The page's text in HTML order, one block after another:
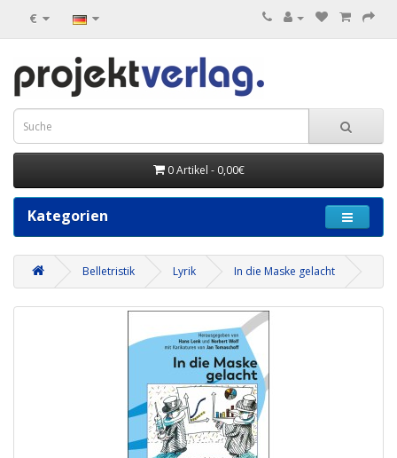
€
0 Artikel - 0,00€
Kategorien
Belletristik Lyrik In die Maske gelacht